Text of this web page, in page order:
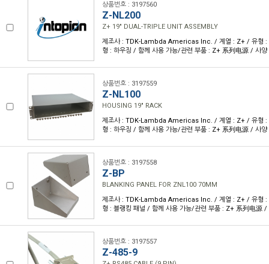
상품번호 : 3197560
Z-NL200
Z+ 19" DUAL-TRIPLE UNIT ASSEMBLY
제조사 : TDK-Lambda Americas Inc. / 계열 : Z+ / 유형 :
형 : 하우징 / 함께 사용 가능/관련 부품 : Z+ 系列电源 / 사양
상품번호 : 3197559
Z-NL100
HOUSING 19" RACK
제조사 : TDK-Lambda Americas Inc. / 계열 : Z+ / 유형 :
형 : 하우징 / 함께 사용 가능/관련 부품 : Z+ 系列电源 / 사양
상품번호 : 3197558
Z-BP
BLANKING PANEL FOR ZNL100 70MM
제조사 : TDK-Lambda Americas Inc. / 계열 : Z+ / 유형 :
형 : 블랭킹 패널 / 함께 사용 가능/관련 부품 : Z+ 系列电源 /
상품번호 : 3197557
Z-485-9